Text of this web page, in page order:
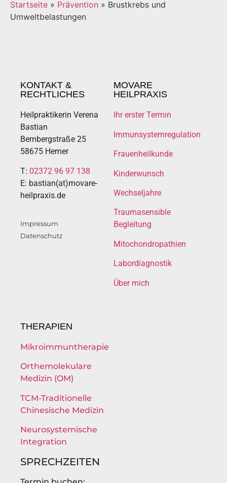
Startseite » Prävention » Brustkrebs und
Umweltbelastungen
KONTAKT &
RECHTLICHES
Heilpraktikerin Verena
Bastian
Bembergstraße 25
58675 Hemer
T: 02372 96 97 138
E: bastian(at)movare-
heilpraxis.de
Impressum
Datenschutz
MOVARE
HEILPRAXIS
Ihr erster Termin
Immunsystemregulation
Frauenheilkunde
Kinderwunsch
Wechseljahre
Traumasensible
Begleitung
Mitochondropathien
Labordiagnostik
Über mich
THERAPIEN
Mikroimmuntherapie
Orthemolekulare
Medizin (OM)
TCM-Traditionelle
Chinesische Medizin
Neurosystemische
Integration
SPRECHZEITEN